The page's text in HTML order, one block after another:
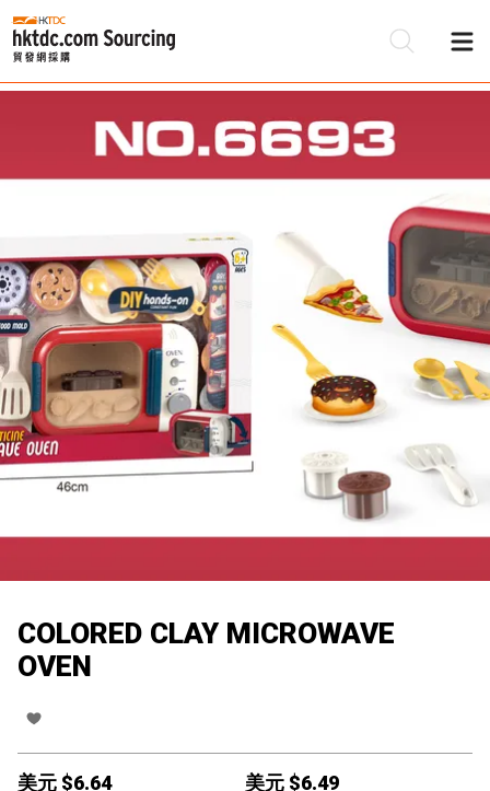
COLORED CLAY MICROWAVE
OVEN
美元 $6.64 美元 $6.49